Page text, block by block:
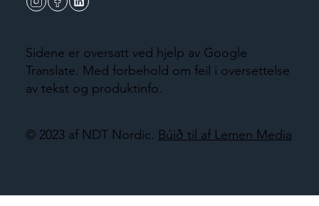
© 2023 af NDT Nordic. Búið til af Lemen Media
Sidene er oversatt ved hjelp av Google
Translate. Med forbehold om feil i oversettelse
av tekst og produktinfo.